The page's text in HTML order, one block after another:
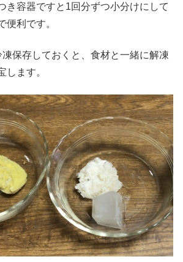
き容器ですと1回分ずつ小分けにして
便利です。
保存しておくと、食材と一緒に解凍
します。